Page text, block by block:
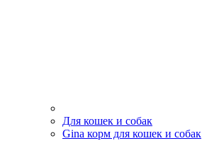
Для кошек и собак
Gina корм для кошек и собак